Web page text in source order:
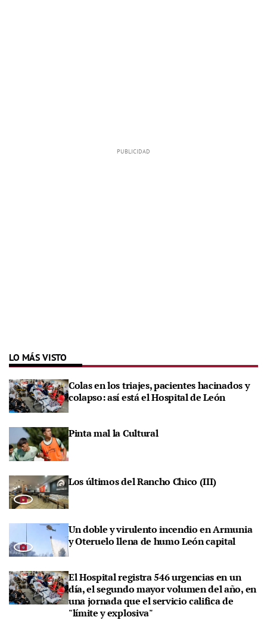
LO MÁS VISTO
Colas en los triajes, pacientes hacinados y
colapso: así está el Hospital de León
Pinta mal la Cultural
Los últimos del Rancho Chico (III)
Un doble y virulento incendio en Armunia
y Oteruelo llena de humo León capital
El Hospital registra 546 urgencias en un
día, el segundo mayor volumen del año, en
una jornada que el servicio califica de
"límite y explosiva"